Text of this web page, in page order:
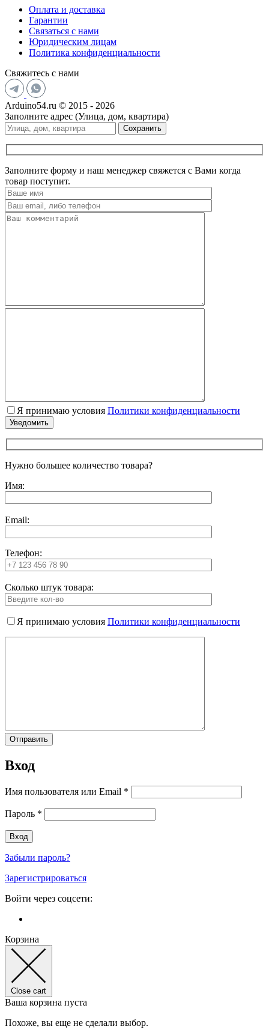
Оплата и доставка
Гарантии
Связаться с нами
Юридическим лицам
Политика конфиденциальности
Свяжитесь с нами
Arduino54.ru © 2015 - 2026
Заполните адрес (Улица, дом, квартира)
Сохранить
Заполните форму и наш менеджер свяжется с Вами когда
товар поступит.
Я принимаю условия Политики конфиденциальности
Нужно большее количество товара?
Имя:
Email:
Телефон:
Сколько штук товара:
Я принимаю условия Политики конфиденциальности
Вход
Имя пользователя или Email *
Пароль *
Забыли пароль?
Зарегистрироваться
Войти через соцсети:
Корзина
Close cart
Ваша корзина пуста
Похоже, вы еще не сделали выбор.